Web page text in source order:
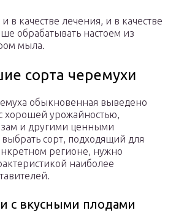
в качестве лечения, и в качестве
обрабатывать настоем из
мыла.
сорта черемухи
обыкновенная выведено
хорошей урожайностью,
и другими ценными
сорт, подходящий для
регионе, нужно
наиболее
с вкусными плодами